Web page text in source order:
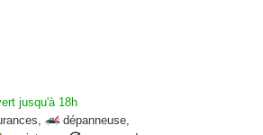
jusqu'à 18h
, dépanneuse,